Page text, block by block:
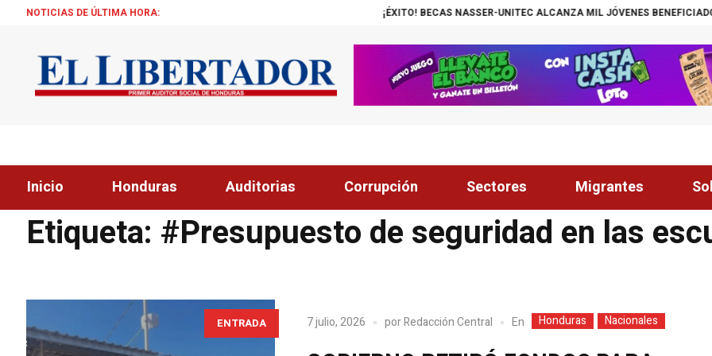
NOTICIAS DE ÚLTIMA HORA: ¡ÉXITO! BECAS NASSER-UNITEC ALCANZA MIL JÓVENES BENEFICIADOS
Inicio Honduras Auditorias Corrupción Sectores Migrantes
Etiqueta: #Presupuesto de seguridad en las
ENTRADA 7 julio, 2026 porRedacción Central En Honduras Nacionales